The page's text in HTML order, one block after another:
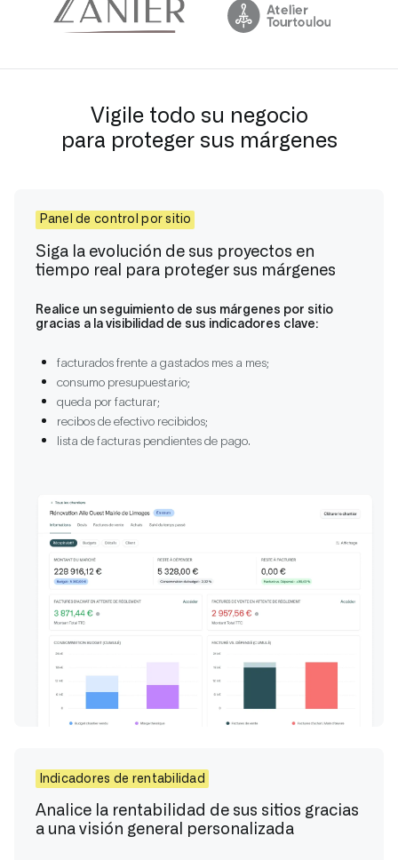
Vigile todo su negocio
para proteger sus márgenes
Panel de control por sitio
Siga la evolución de sus proyectos en
tiempo real para proteger sus márgenes
Realice un seguimiento de sus márgenes por sitio
gracias a la visibilidad de sus indicadores clave:
facturados frente a gastados mes a mes;
consumo presupuestario;
queda por facturar;
recibos de efectivo recibidos;
lista de facturas pendientes de pago.
Indicadores de rentabilidad
Analice la rentabilidad de sus sitios gracias
a una visión general personalizada